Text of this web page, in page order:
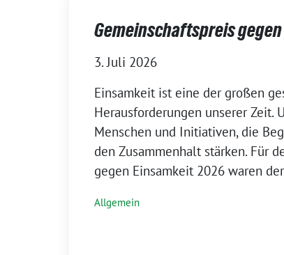
Gemeinschaftspreis
3. Juli 2026
Einsamkeit ist eine der großen
Herausforderungen unserer Zeit.
Menschen und Initiativen, die
den Zusammenhalt stärken. Für
gegen Einsamkeit 2026 waren
Allgemein